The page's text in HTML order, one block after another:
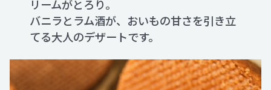
リームがとろり。
バニラとラム酒が、おいもの甘さを引き立
てる大人のデザートです。